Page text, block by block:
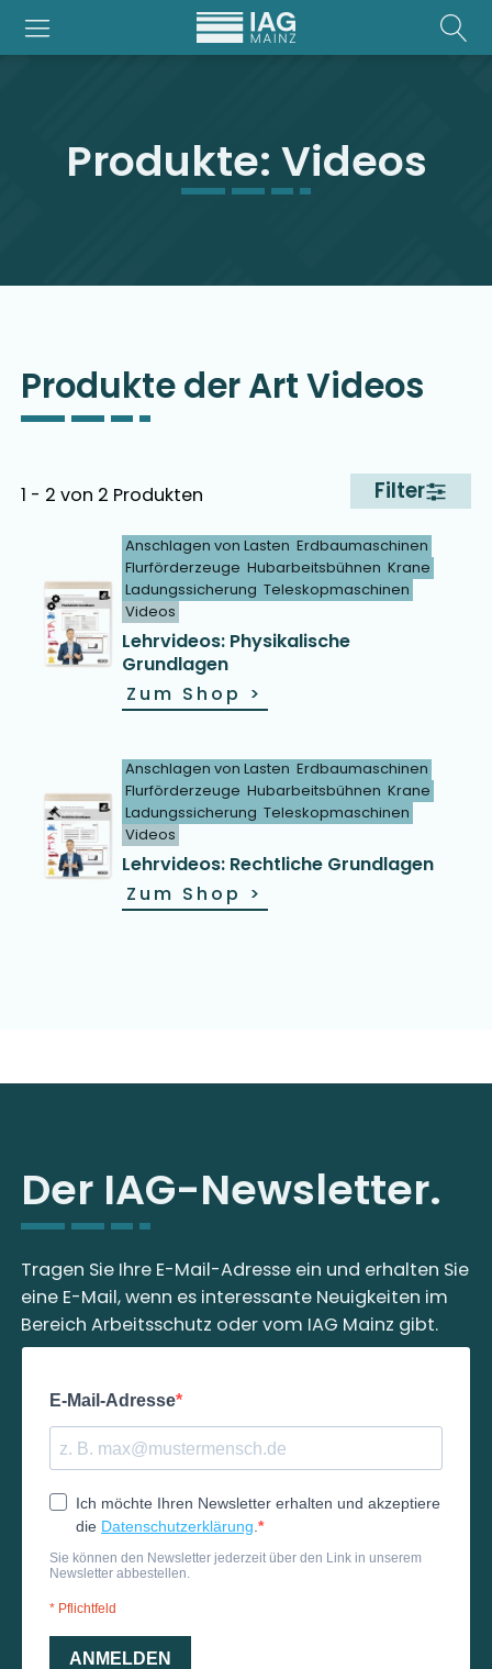
Produkte: Videos
Produkte der ArtVideos
1 - 2 von 2 Produkten Filter
Anschlagen von Lasten Erdbaumaschinen
Flurförderzeuge Hubarbeitsbühnen Krane
Ladungssicherung Teleskopmaschinen
Videos
Lehrvideos: Physikalische
Grundlagen
Zum Shop >
Anschlagen von Lasten Erdbaumaschinen
Flurförderzeuge Hubarbeitsbühnen Krane
Ladungssicherung Teleskopmaschinen
Videos
Lehrvideos: Rechtliche Grundlagen
Zum Shop >
Der IAG-Newsletter.
Tragen Sie Ihre E-Mail-Adresse ein und erhalten Sie
eine E-Mail, wenn es interessante Neuigkeiten im
Bereich Arbeitsschutz oder vom IAG Mainz gibt.